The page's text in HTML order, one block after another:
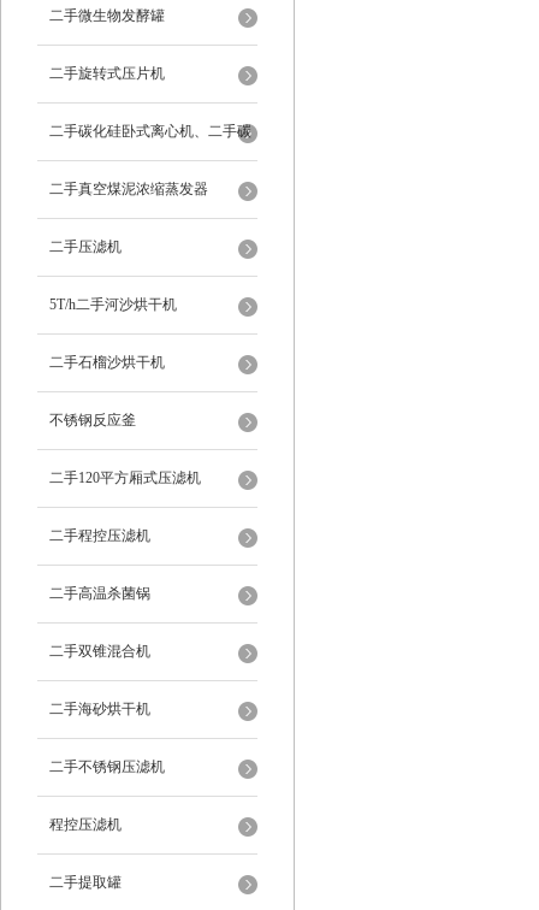
二手微生物发酵罐
二手旋转式压片机
二手碳化硅卧式离心机、二手碳
化硅分级机、二手碳化硅水洗离
心机
二手真空煤泥浓缩蒸发器
二手压滤机
5T/h二手河沙烘干机
二手石榴沙烘干机
不锈钢反应釜
二手120平方厢式压滤机
二手程控压滤机
二手高温杀菌锅
二手双锥混合机
二手海砂烘干机
二手不锈钢压滤机
程控压滤机
二手提取罐